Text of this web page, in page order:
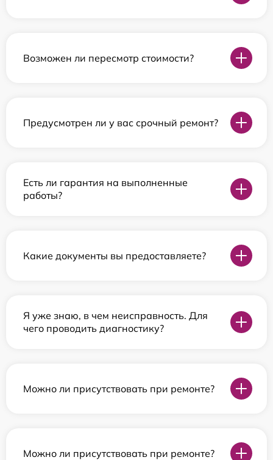
Возможен ли пересмотр стоимости?
Предусмотрен ли у вас срочный ремонт?
Есть ли гарантия на выполненные
работы?
Какие документы вы предоставляете?
Я уже знаю, в чем неисправность. Для
чего проводить диагностику?
Можно ли присутствовать при ремонте?
Можно ли присутствовать при ремонте?